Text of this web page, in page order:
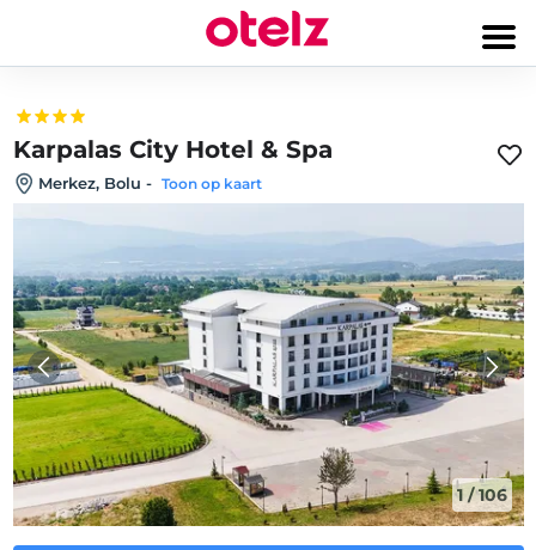
Karpalas City Hotel & Spa
Merkez, Bolu - Toon op kaart
1 /106